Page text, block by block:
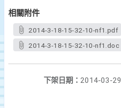
相關附件
2014-3-18-15-32-10-nf1.pdf
2014-3-18-15-32-10-nf1.doc
下架日期： 2014-03-29